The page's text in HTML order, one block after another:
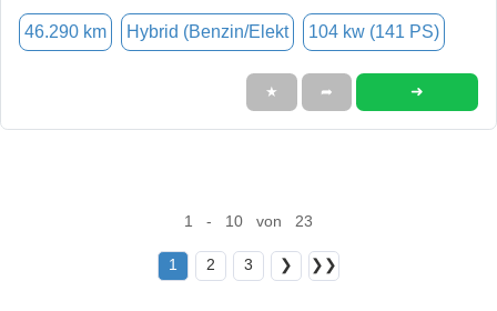
46.290 km Hybrid (Benzin/Elekt 104 kw (141 PS)
★ ➦ ➜
1 - 10 von 23
1 2 3 ❯ ❯❯